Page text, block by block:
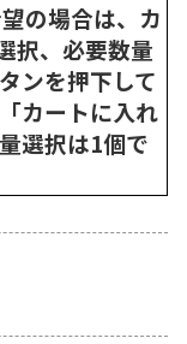
の場合は、カ
択、必要数量
ンを押下して
カートに入れ
選択は1個で